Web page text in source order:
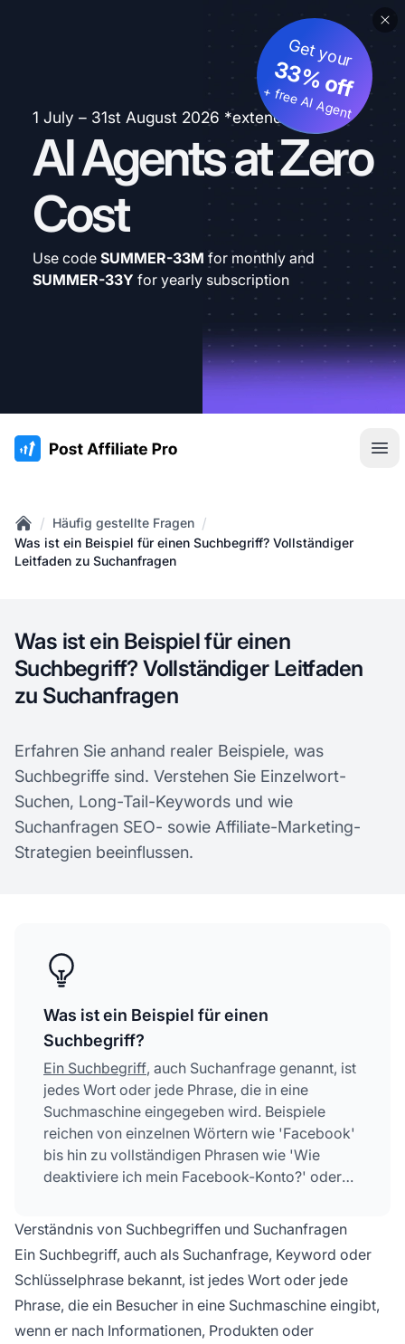
1 July – 31st August 2026 *extended
AI Agents at Zero
Cost
Get your
33% off
+ free AI Agent
Use code SUMMER-33M for monthly and
SUMMER-33Y for yearly subscription
:site.title
Home
/ Häufig gestellte Fragen /
Was ist ein Beispiel für einen Suchbegriff? Vollständiger
Leitfaden zu Suchanfragen
Was ist ein Beispiel für einen
Suchbegriff? Vollständiger Leitfaden
zu Suchanfragen
Erfahren Sie anhand realer Beispiele, was
Suchbegriffe sind. Verstehen Sie Einzelwort-
Suchen, Long-Tail-Keywords und wie
Suchanfragen SEO- sowie Affiliate-Marketing-
Strategien beeinflussen.
Was ist ein Beispiel für einen
Suchbegriff?
Ein Suchbegriff, auch Suchanfrage genannt, ist
jedes Wort oder jede Phrase, die in eine
Suchmaschine eingegeben wird. Beispiele
reichen von einzelnen Wörtern wie 'Facebook'
bis hin zu vollständigen Phrasen wie 'Wie
deaktiviere ich mein Facebook-Konto?' oder
Nähe'.
Verständnis von Suchbegriffen und Suchanfragen
Ein Suchbegriff, auch als Suchanfrage, Keyword oder
Schlüsselphrase bekannt, ist jedes Wort oder jede
Phrase, die ein Besucher in eine Suchmaschine eingibt,
wenn er nach Informationen, Produkten oder